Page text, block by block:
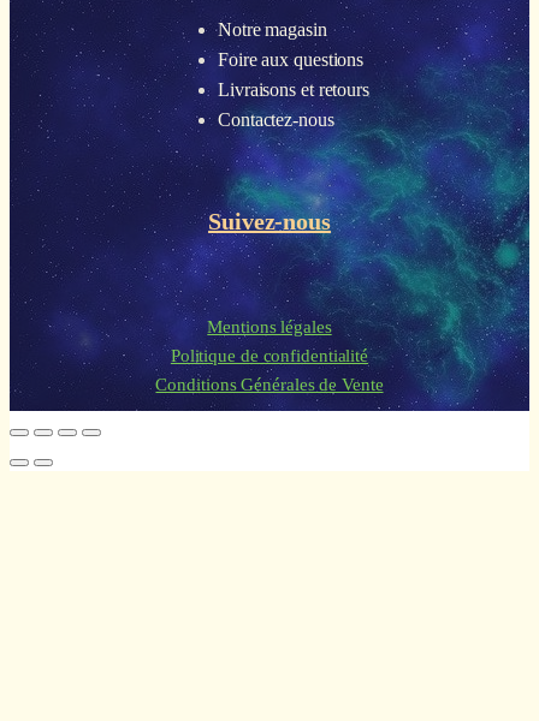
Notre magasin
Foire aux questions
Livraisons et retours
Contactez-nous
Suivez-nous
Mentions légales
Politique de confidentialité
Conditions Générales de Vente